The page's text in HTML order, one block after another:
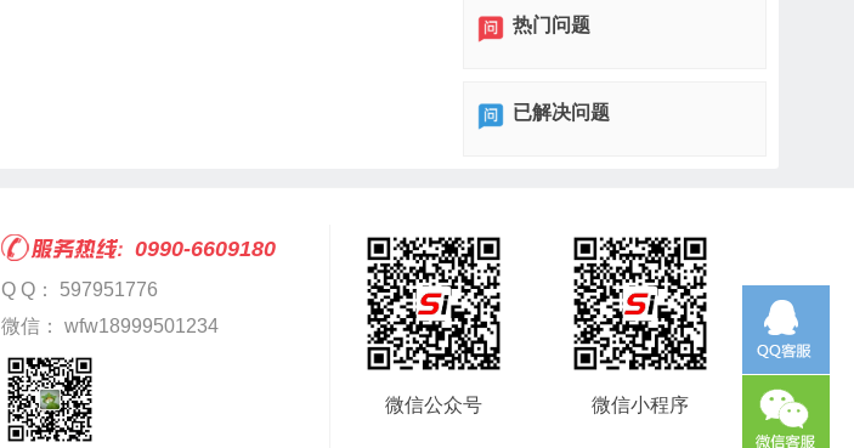
热门问题
已解决问题
0990-6609180
Q Q： 597951776
微信： wfw18999501234
微信公众号 微信小程序